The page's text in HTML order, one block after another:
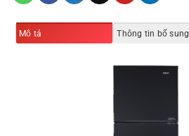
Mô tả Thông tin bổ sung